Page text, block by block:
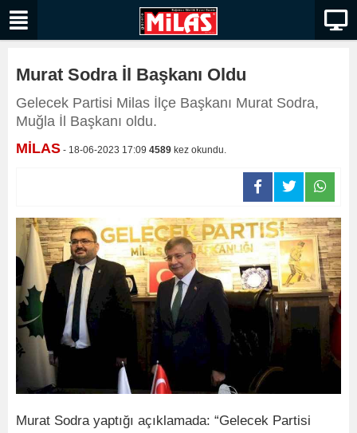
Murat Sodra İl Başkanı Oldu
Gelecek Partisi Milas İlçe Başkanı Murat Sodra,
Muğla İl Başkanı oldu.
MİLAS - 18-06-2023 17:09 4589 kez okundu.
Murat Sodra yaptığı açıklamada: “Gelecek Partisi